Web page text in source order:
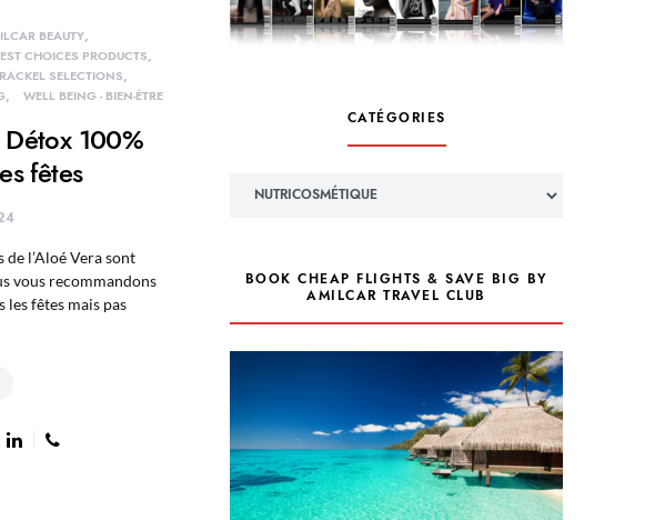
BEAUTY
CHOICES PRODUCTS
SELECTIONS
WELL BEING - BIEN-ÊTRE
100%
fêtes
l’Aloé Vera sont
vous recommandons
les fêtes mais pas
CATÉGORIES
BOOK CHEAP FLIGHTS & SAVE BIG BY
AMILCAR TRAVEL CLUB